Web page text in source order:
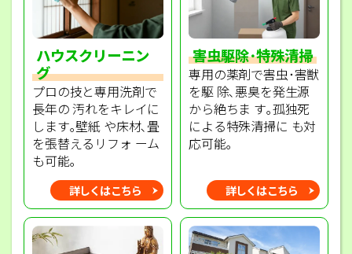
ハウスクリーニン
グ
プロの技と専用洗剤で
長年の 汚れをキレイに
します｡壁紙 や床材､畳
を張替えるリフォ ーム
も可能｡
詳しくはこちら
害虫駆除･特殊清掃
専用の薬剤で害虫･害獣
を駆 除､悪臭を発生源
から絶ちま す｡孤独死
による特殊清掃に も対
応可能｡
詳しくはこちら